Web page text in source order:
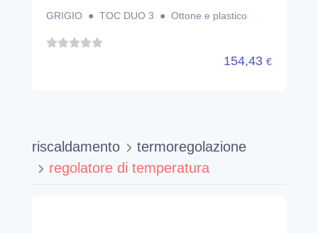
GRIGIO ● TOC DUO 3 ● Ottone e plastico
154,43 €
riscaldamento
termoregolazione
regolatore di temperatura